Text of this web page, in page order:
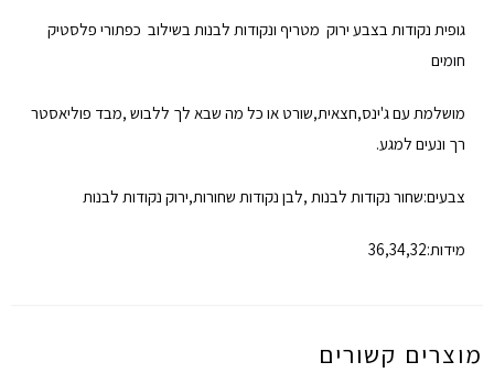
גופית נקודות בצבע ירוק מטריף ונקודות לבנות בשילוב כפתורי פלסטיק
חומים
מושלמת עם ג'ינס‚חצאית‚שורט או כל מה שבא לך ללבוש ‚מבד פוליאסטר
רך ונעים למגע.
צבעים:שחור נקודות לבנות ‚לבן נקודות שחורות‚ירוק נקודות לבנות
מידות:32‚34‚36
מוצרים קשורים